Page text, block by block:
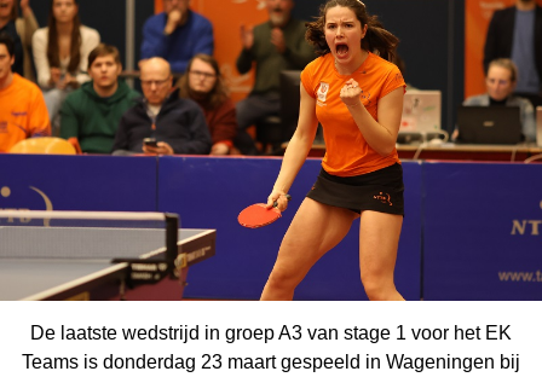
De laatste wedstrijd in groep A3 van stage 1 voor het EK
Teams is donderdag 23 maart gespeeld in Wageningen bij